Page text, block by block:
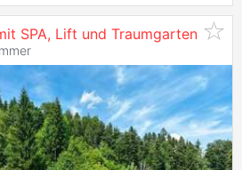
SPA, Lift und Traumgarten